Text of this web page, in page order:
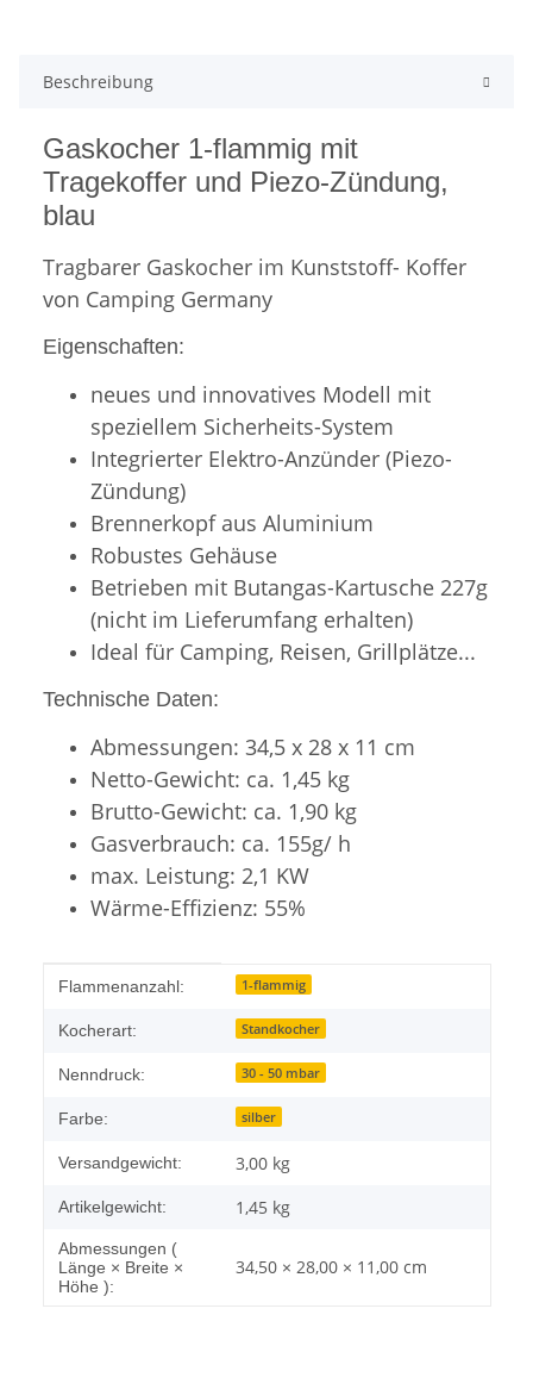
Beschreibung
Gaskocher 1-flammig mit
Tragekoffer und Piezo-Zündung,
blau
Tragbarer Gaskocher im Kunststoff- Koffer
von Camping Germany
Eigenschaften:
neues und innovatives Modell mit
speziellem Sicherheits-System
Integrierter Elektro-Anzünder (Piezo-
Zündung)
Brennerkopf aus Aluminium
Robustes Gehäuse
Betrieben mit Butangas-Kartusche 227g
(nicht im Lieferumfang erhalten)
Ideal für Camping, Reisen, Grillplätze...
Technische Daten:
Abmessungen: 34,5 x 28 x 11 cm
Netto-Gewicht: ca. 1,45 kg
Brutto-Gewicht: ca. 1,90 kg
Gasverbrauch: ca. 155g/ h
max. Leistung: 2,1 KW
Wärme-Effizienz: 55%
Produkteigenschaft
Wert
Flammenanzahl: 1-flammig
Kocherart: Standkocher
Nenndruck: 30 - 50 mbar
Farbe: silber
Versandgewicht: 3,00 kg
Artikelgewicht: 1,45 kg
Abmessungen (
Länge × Breite ×
Höhe ):
34,50 × 28,00 × 11,00 cm